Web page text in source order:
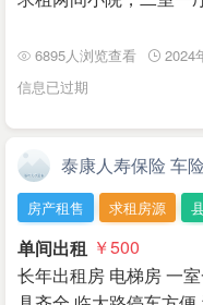
6895人浏览查看 2024
信息已过期
泰康人寿保险 车险
房产租售 求租房源
单间出租 ￥500
长年出租房 电梯房 一